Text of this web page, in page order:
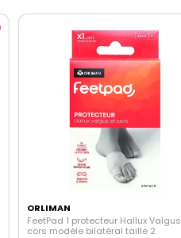
ORLIMAN
FeetPad 1 protecteur Hallux Valgus
cors modèle bilatéral taille 2